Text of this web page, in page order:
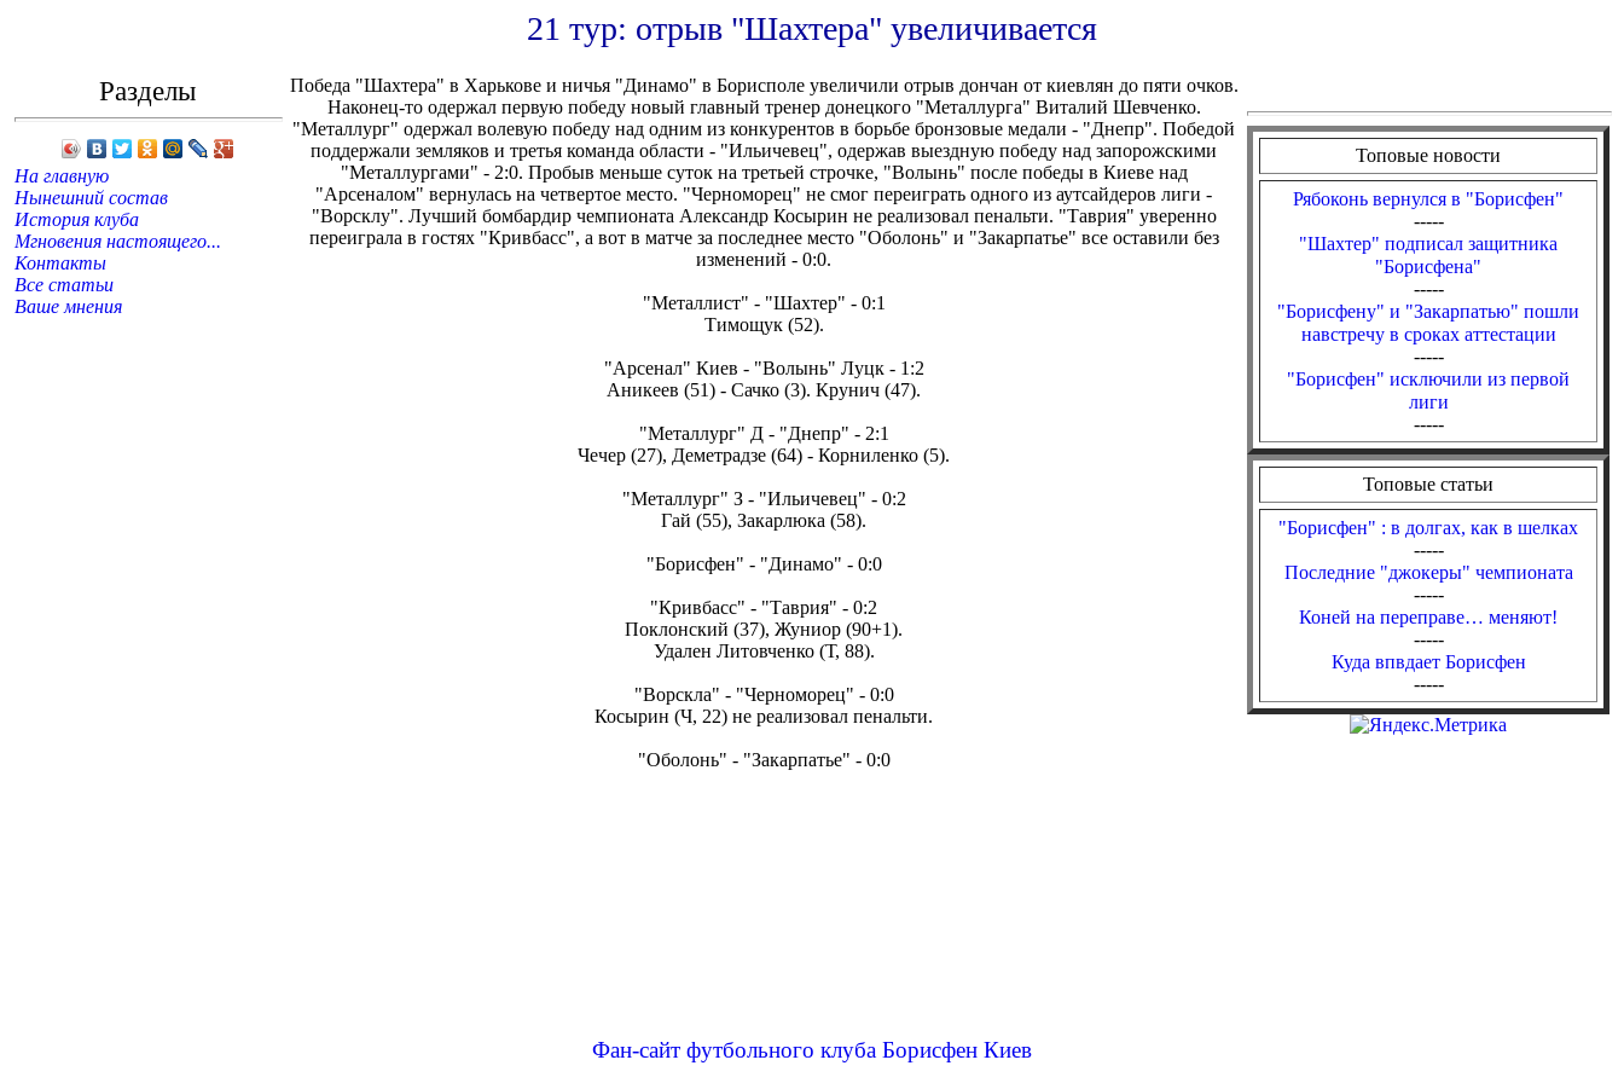
21 тур: отрыв "Шахтера" увеличивается
Разделы
На главную
Нынешний состав
История клуба
Мгновения настоящего...
Контакты
Все статьи
Ваше мнения
Победа "Шахтера" в Харькове и ничья "Динамо" в Борисполе увеличили отрыв дончан от киевлян до пяти очков.
Наконец-то одержал первую победу новый главный тренер донецкого "Металлурга" Виталий Шевченко.
"Металлург" одержал волевую победу над одним из конкурентов в борьбе бронзовые медали - "Днепр". Победой
поддержали земляков и третья команда области - "Ильичевец", одержав выездную победу над запорожскими
"Металлургами" - 2:0. Пробыв меньше суток на третьей строчке, "Волынь" после победы в Киеве над
"Арсеналом" вернулась на четвертое место. "Черноморец" не смог переиграть одного из аутсайдеров лиги -
"Ворсклу". Лучший бомбардир чемпионата Александр Косырин не реализовал пенальти. "Таврия" уверенно
переиграла в гостях "Кривбасс", а вот в матче за последнее место "Оболонь" и "Закарпатье" все оставили без
изменений - 0:0.
"Металлист" - "Шахтер" - 0:1
Тимощук (52).
"Арсенал" Киев - "Волынь" Луцк - 1:2
Аникеев (51) - Сачко (3). Крунич (47).
"Металлург" Д - "Днепр" - 2:1
Чечер (27), Деметрадзе (64) - Корниленко (5).
"Металлург" З - "Ильичевец" - 0:2
Гай (55), Закарлюка (58).
"Борисфен" - "Динамо" - 0:0
"Кривбасс" - "Таврия" - 0:2
Поклонский (37), Жуниор (90+1).
Удален Литовченко (Т, 88).
"Ворскла" - "Черноморец" - 0:0
Косырин (Ч, 22) не реализовал пенальти.
"Оболонь" - "Закарпатье" - 0:0
Топовые новости
Рябоконь вернулся в "Борисфен"
-----
"Шахтер" подписал защитника
"Борисфена"
-----
"Борисфену" и "Закарпатью" пошли
навстречу в сроках аттестации
-----
"Борисфен" исключили из первой
лиги
-----
Топовые статьи
"Борисфен" : в долгах, как в шелках
-----
Последние "джокеры" чемпионата
-----
Коней на переправе… меняют!
-----
Куда впвдает Борисфен
-----
Фан-сайт футбольного клуба Борисфен Киев